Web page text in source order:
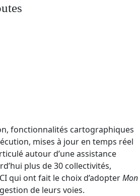
fonctionnalités cartographiques
mises à jour en temps réel
autour d’une assistance
plus de 30 collectivités,
qui ont fait le choix d’adopterMon
de leurs voies.